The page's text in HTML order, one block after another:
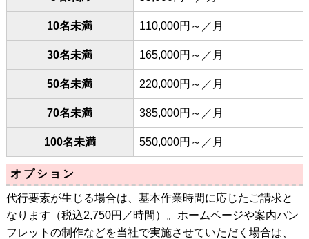
10名未満 110,000円～／月
30名未満 165,000円～／月
50名未満 220,000円～／月
70名未満 385,000円～／月
100名未満 550,000円～／月
オプション
代行要素が生じる場合は、基本作業時間に応じたご請求と
なります（税込2,750円／時間）。ホームページや案内パン
フレットの制作などを当社で実施させていただく場合は、